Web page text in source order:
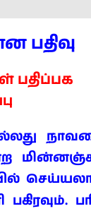
பதிவு
பதிப்பக